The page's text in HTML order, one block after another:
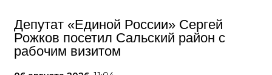
Депутат «Единой России» Сергей
Рожков посетил Сальский район с
рабочим визитом